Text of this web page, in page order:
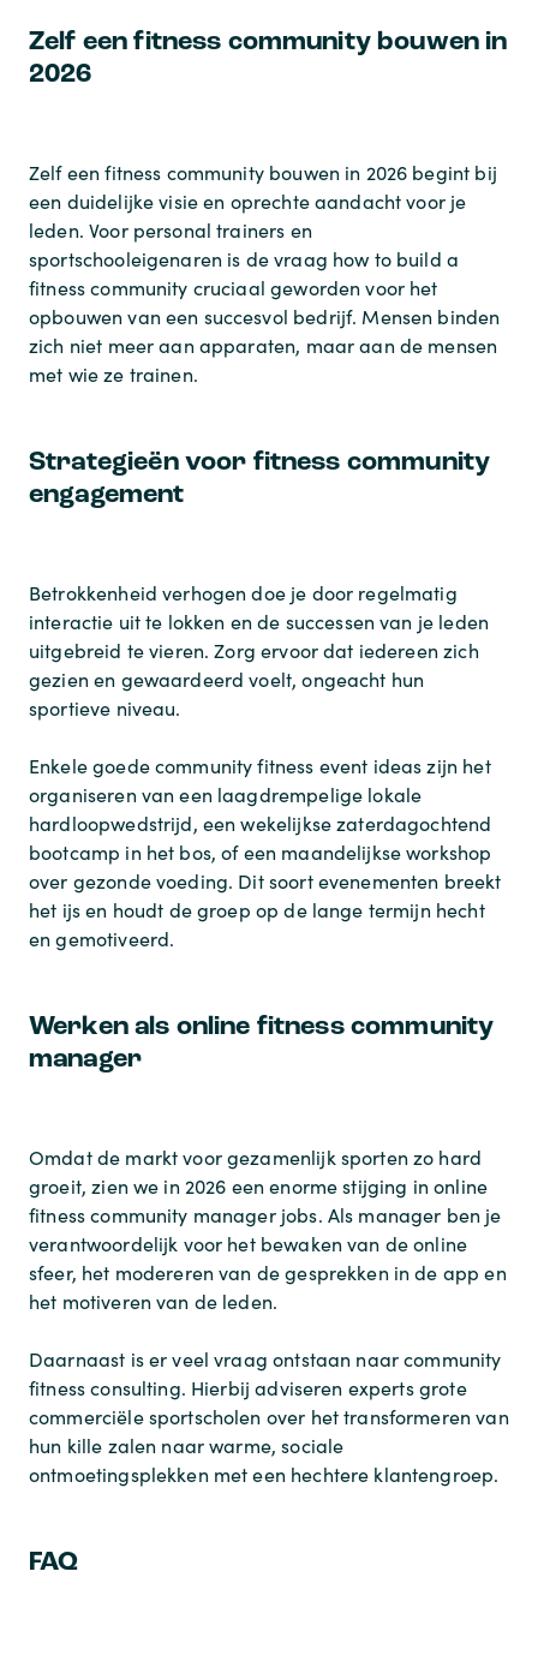
Zelf een fitness community bouwen in
2026
Zelf een fitness community bouwen in 2026 begint bij
een duidelijke visie en oprechte aandacht voor je
leden. Voor personal trainers en
sportschooleigenaren is de vraag how to build a
fitness community cruciaal geworden voor het
opbouwen van een succesvol bedrijf. Mensen binden
zich niet meer aan apparaten, maar aan de mensen
met wie ze trainen.
Strategieën voor fitness community
engagement
Betrokkenheid verhogen doe je door regelmatig
interactie uit te lokken en de successen van je leden
uitgebreid te vieren. Zorg ervoor dat iedereen zich
gezien en gewaardeerd voelt, ongeacht hun
sportieve niveau.
Enkele goedecommunity fitness event ideaszijn het
organiseren van een laagdrempelige lokale
hardloopwedstrijd, een wekelijkse zaterdagochtend
bootcamp in het bos, of een maandelijkse workshop
over gezonde voeding. Dit soort evenementen breekt
het ijs en houdt de groep op de lange termijn hecht
en gemotiveerd.
Werken als online fitness community
manager
Omdat de markt voor gezamenlijk sporten zo hard
groeit, zien we in 2026 een enorme stijging inonline
fitness community manager jobs. Als manager ben je
verantwoordelijk voor het bewaken van de online
sfeer, het modereren van de gesprekken in de app en
het motiveren van de leden.
Daarnaast is er veel vraag ontstaan naarcommunity
fitness consulting. Hierbij adviseren experts grote
commerciële sportscholen over het transformeren van
hun kille zalen naar warme, sociale
ontmoetingsplekken met een hechtere klantengroep.
FAQ